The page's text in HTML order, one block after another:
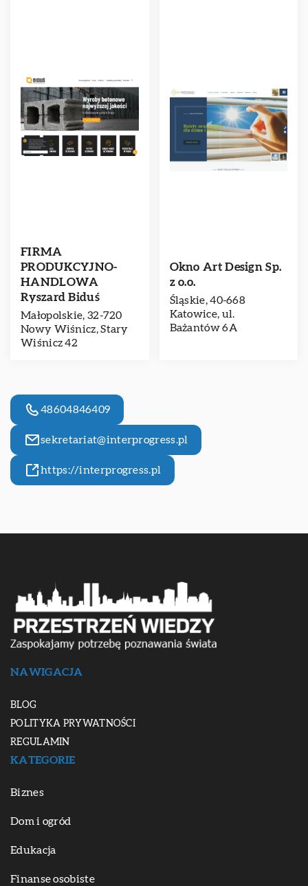
FIRMA
PRODUKCYJNO-
HANDLOWA
Ryszard Biduś
Małopolskie, 32-720
Nowy Wiśnicz, Stary
Wiśnicz 42
Okno Art Design Sp.
z o.o.
Śląskie, 40-668
Katowice, ul.
Bażantów 6A
48604846409
sekretariat@interprogress.pl
https://interprogress.pl
NAWIGACJA
BLOG
POLITYKA PRYWATNOŚCI
REGULAMIN
KATEGORIE
Biznes
Dom i ogród
Edukacja
Finanse osobiste